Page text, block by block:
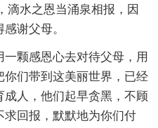
滴水之恩当涌泉相报，因
谢父母。
一颗感恩心去对待父母，用
们带到这美丽世界，已经
人，他们起早贪黑，不顾
求回报，默默地为你们付